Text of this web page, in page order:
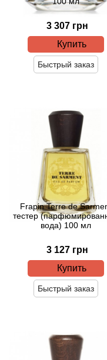
3 307 грн
Купить
Быстрый заказ
Frapin Terre de
тестер
вода) 100 мл
3 127 грн
Купить
Быстрый заказ
Agonist
Aigner
Al Haramain
Al Jazeera
Alaia Paris
Alexandre Barthet
Alexandre J
Alyson Oldoini